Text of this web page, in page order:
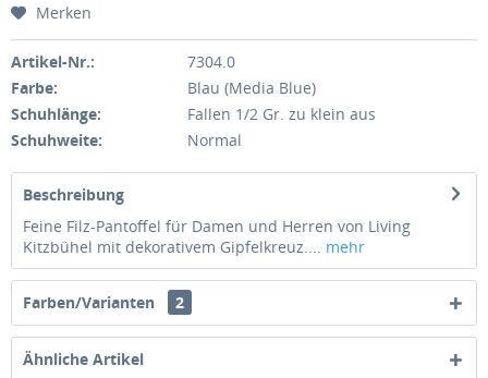
Merken
Artikel-Nr.:
7304.0
Farbe:
Blau (Media Blue)
Schuhlänge:
Fallen 1/2 Gr. zu klein aus
Schuhweite:
Normal
Beschreibung
Feine Filz-Pantoffel für Damen und Herren von Living
Kitzbühel mit dekorativem Gipfelkreuz.... mehr
Farben/Varianten 2
Ähnliche Artikel